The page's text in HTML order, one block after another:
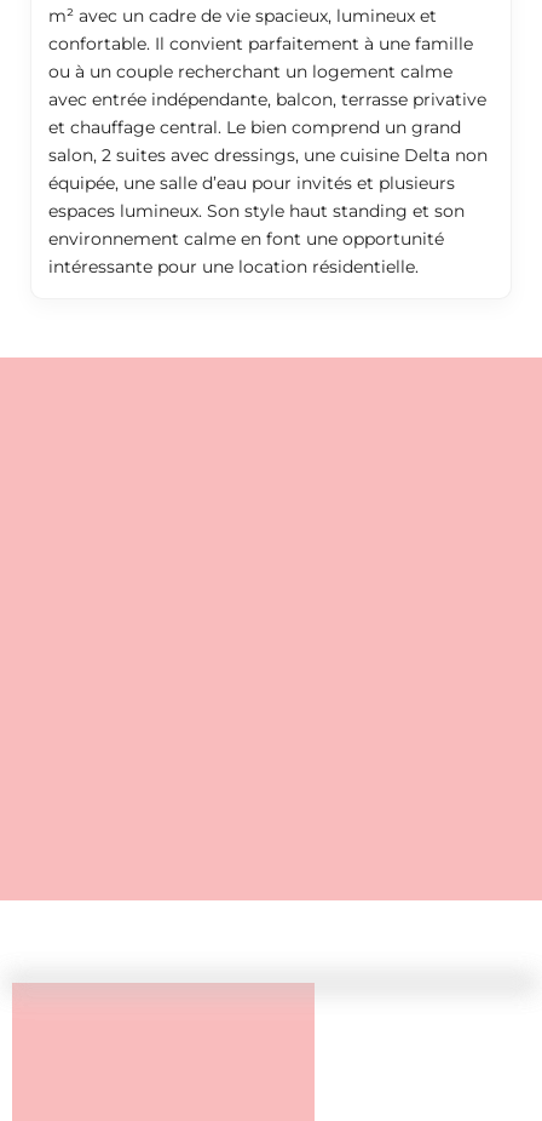
m² avec un cadre de vie spacieux, lumineux et
confortable. Il convient parfaitement à une famille
ou à un couple recherchant un logement calme
avec entrée indépendante, balcon, terrasse privative
et chauffage central. Le bien comprend un grand
salon, 2 suites avec dressings, une cuisine Delta non
équipée, une salle d’eau pour invités et plusieurs
espaces lumineux. Son style haut standing et son
environnement calme en font une opportunité
intéressante pour une location résidentielle.